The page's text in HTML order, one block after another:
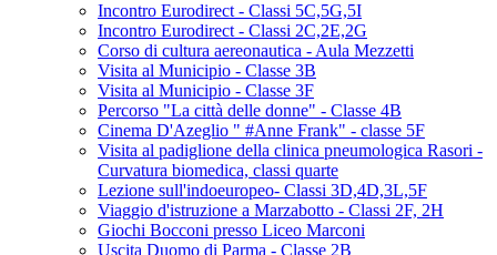
Incontro Eurodirect - Classi 5C,5G,5I
Incontro Eurodirect - Classi 2C,2E,2G
Corso di cultura aereonautica - Aula Mezzetti
Visita al Municipio - Classe 3B
Visita al Municipio - Classe 3F
Percorso "La città delle donne" - Classe 4B
Cinema D'Azeglio " #Anne Frank" - classe 5F
Visita al padiglione della clinica pneumologica Rasori -
Curvatura biomedica, classi quarte
Lezione sull'indoeuropeo- Classi 3D,4D,3L,5F
Viaggio d'istruzione a Marzabotto - Classi 2F, 2H
Giochi Bocconi presso Liceo Marconi
Uscita Duomo di Parma - Classe 2B